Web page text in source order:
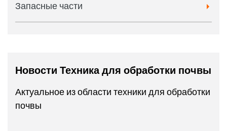
Запасные части
Новости Техника для обработки почвы
Актуальное из области техники для обработки
почвы